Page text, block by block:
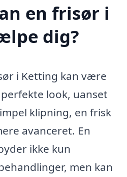
en frisør i
dig?
i Ketting kan være
look, uanset
klipning, en frisk
avanceret. En
ikke kun
men kan